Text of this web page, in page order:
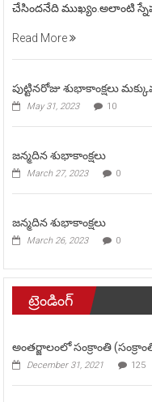
చేసిందనేది ముఖ్యం.అలాంటి
Read More
పుట్టినరోజు శుభాకాంక్షలు
May 31, 2023 10
జన్మదిన శుభాకాంక్షలు
March 27, 2023 0
జన్మదిన శుభాకాంక్షలు
March 26, 2023 0
ట్రెండింగ్
అంతర్జాలంలో సంక్రాంతి
December 31, 2021 125